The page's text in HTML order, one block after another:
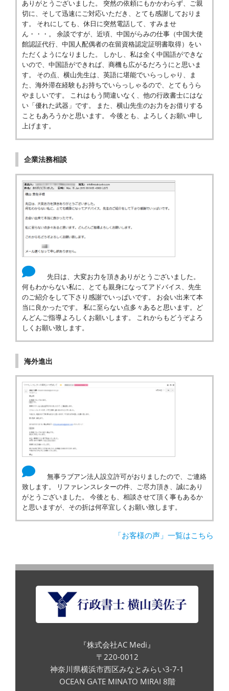
ありがとうございました。 突然の依頼にもかかわらず、ご親
切に、そして迅速にご対応いただき、とても感謝しておりま
す。 それにしても、休日に突然電話して、すみませ
ん・・・。 余談ですが、近頃、中国がらみの仕事（中国大使
館認証代行、中国人配偶者の在留資格認定証明書取得）をい
ただくようになりました。 しかし、私は全く中国語ができな
いので、中国語ができれば、商機も広がるだろうにと思いま
す。 その点、横山先生は、英語に堪能でいらっしゃり、ま
た、海外滞在経験もお持ちでいらっしゃるので、とてもうら
やましいです。 これはもう間違いなく、他の行政書士にはな
い「優れた武器」です。 また、横山先生のお力をお借りする
こともあろうかと思います。 今後とも、よろしくお願い申し
上げます。
企業法務相談
先日は、大変お力を頂きありがとうございました。
何もわからない私に、とても親身になってアドバイス、先生
のご紹介をして下さり感謝でいっぱいです。 お会い出来て本
当に良かったです。 私に至らない点多々あると思います。ど
んどんご指導よろしくお願いします。 これからもどうぞよろ
しくお願い致します。
海外進出
無事ラブアン法人設立許可がおりましたので、ご連絡
致します。 リファレンスレターの件、ご尽力頂き、誠にあり
がとうございました。 今後とも、相談させて頂く事もあるか
と思いますが、その折は何卒宜しくお願い致します。
「お客様の声」一覧はこちら
『株式会社AC Medi』
〒220-0012
神奈川県横浜市西区みなとみらい3-7-1
OCEAN GATE MINATO MIRAI 8階